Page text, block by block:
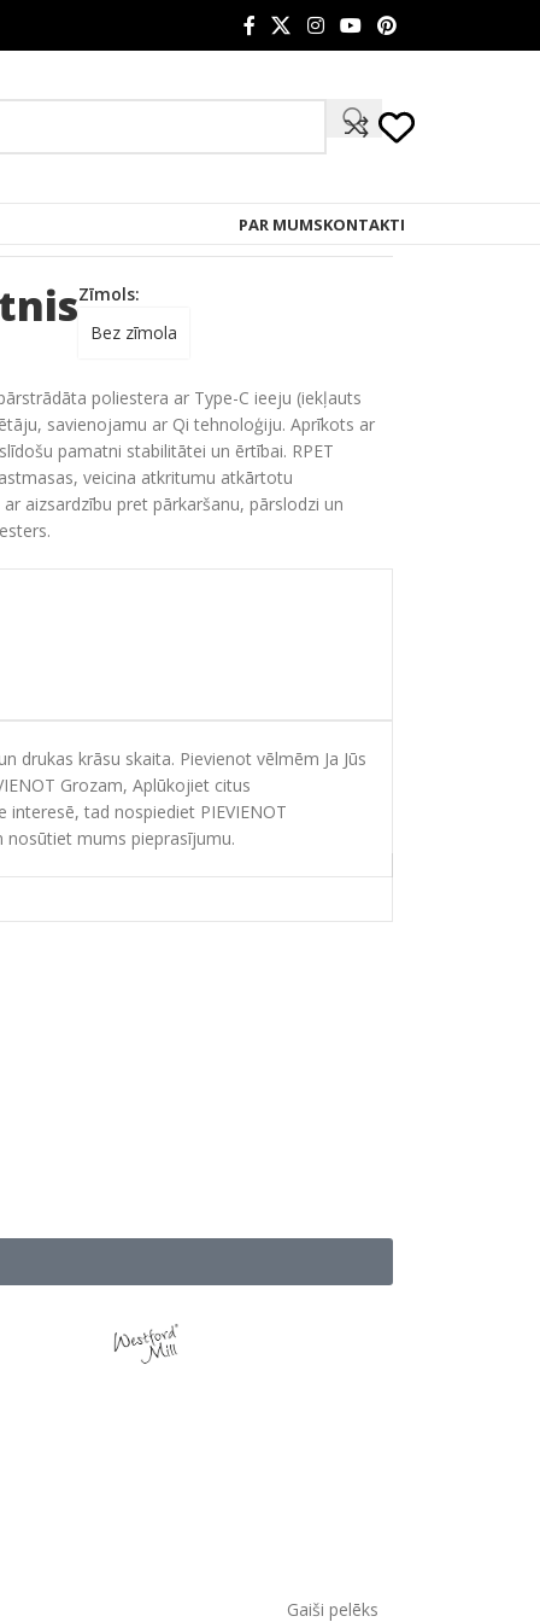
PAR MUMSKONTAKTI
Zīmols:
Bez zīmola
poliestera ar Type-C ieeju (iekļauts
savienojamu ar Qi tehnoloģiju. Aprīkots ar
pamatni stabilitātei un ērtībai. RPET
veicina atkritumu atkārtotu
aizsardzību pret pārkaršanu, pārslodzi un
drukas krāsu skaita. Pievienot vēlmēm Ja Jūs
Grozam, Aplūkojiet citus
tad nospiediet PIEVIENOT
nosūtiet mums pieprasījumu.
Gaiši pelēks